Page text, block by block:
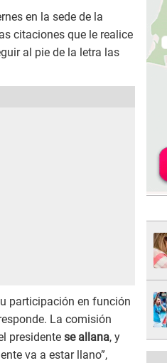
en la sede de la
citaciones que le realice
al pie de la letra las
participación en función
La comisión
presidente se allana, y
va a estar llano”,